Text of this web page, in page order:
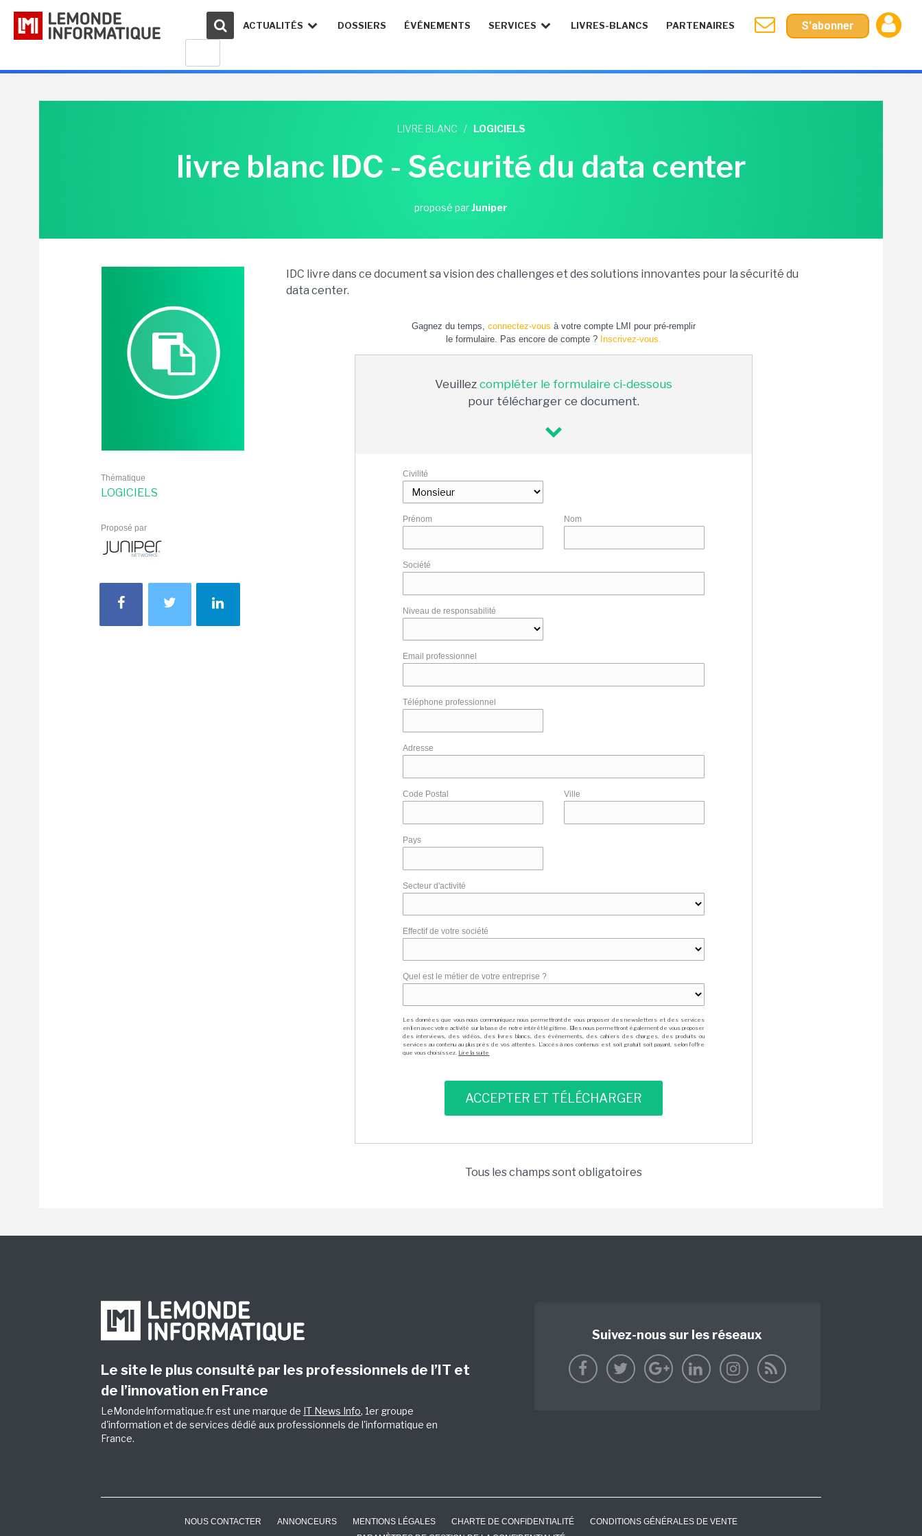
ACTUALITÉS DOSSIERS ÉVÉNEMENTS SERVICES LIVRES-BLANCS PARTENAIRES S'abonner
LIVRE BLANC / LOGICIELS
livre blanc IDC - Sécurité du data center
proposé parJuniper
Thématique
LOGICIELS
Proposé par
IDC livre dans ce document sa vision des challenges et des solutions innovantes pour la sécurité du
data center.
Gagnez du temps, connectez-vous à votre compte LMI pour pré-remplir
le formulaire. Pas encore de compte ? Inscrivez-vous.
Veuillez compléter le formulaire ci-dessous
pour télécharger ce document.
Civilité
Prénom Nom
Société
Niveau de responsabilité
Email professionnel
Téléphone professionnel
Adresse
Code Postal Ville
Pays
Secteur d'activité
Effectif de votre société
Quel est le métier de votre entreprise ?
Les données que vous nous communiquez nous permettront de vous proposer des newsletters et des services
en lien avec votre activité sur la base de notre intérêt légitime. Elles nous permettront également de vous proposer
des interviews, des vidéos, des livres blancs, des événements, des cahiers des charges, des produits ou
services au contenu au plus près de vos attentes. L'accès à nos contenus est soit gratuit soit payant, selon l'offre
que vous choisissez. Lire la suite
Tous les champs sont obligatoires
Le site le plus consulté par les professionnels de l’IT et
de l’innovation en France
LeMondeInformatique.fr est une marque de IT News Info, 1er groupe
d'information et de services dédié aux professionnels de l'informatique en
France.
Suivez-nous sur les réseaux
NOUS CONTACTER ANNONCEURS MENTIONS LÉGALES CHARTE DE CONFIDENTIALITÉ
CONDITIONS GÉNÉRALES DE VENTE